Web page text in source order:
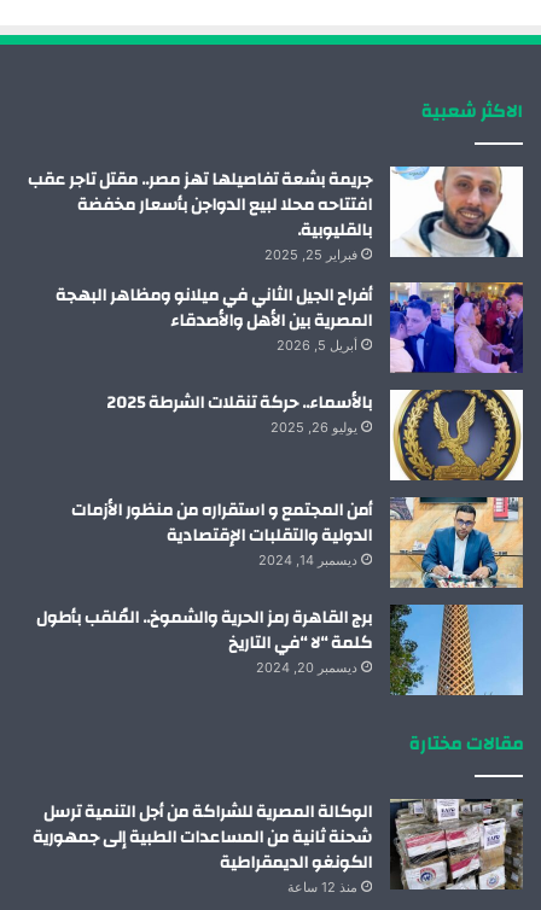
الاكثر شعبية
جريمة بشعة تفاصيلها تهز مصر.. مقتل تاجر عقب
افتتاحه محلا لبيع الدواجن بأسعار مخفضة
بالقليوبية.
فبراير 25, 2025
أفراح الجيل الثاني في ميلانو ومظاهر البهجة
المصرية بين الأهل والأصدقاء
أبريل 5, 2026
بالأسماء.. حركة تنقلات الشرطة 2025
يوليو 26, 2025
أمن المجتمع و استقراره من منظور الأزمات
الدولية والتقلبات الإقتصادية
ديسمبر 14, 2024
برج القاهرة رمز الحرية والشموخ.. المُلقب بأطول
كلمة “لا “في التاريخ
ديسمبر 20, 2024
مقالات مختارة
الوكالة المصرية للشراكة من أجل التنمية ترسل
شحنة ثانية من المساعدات الطبية إلى جمهورية
الكونغو الديمقراطية
منذ 12 ساعة